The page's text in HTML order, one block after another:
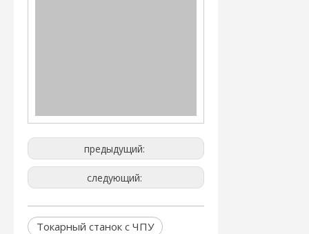
предыдущий:
следующий:
Токарный станок с ЧПУ